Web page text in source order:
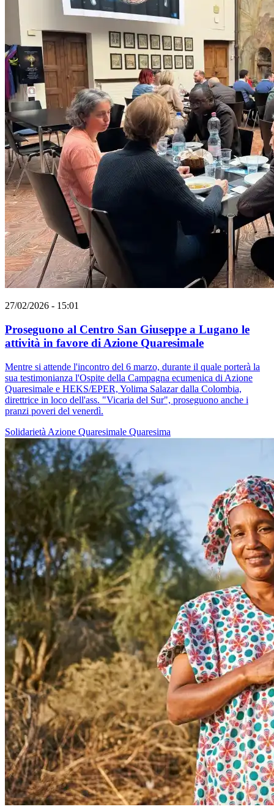
27/02/2026 - 15:01
Proseguono al Centro San Giuseppe a Lugano le
attività in favore di Azione Quaresimale
Mentre si attende l'incontro del 6 marzo, durante il quale porterà la
sua testimonianza l'Ospite della Campagna ecumenica di Azione
Quaresimale e HEKS/EPER, Yolima Salazar dalla Colombia,
direttrice in loco dell'ass. "Vicaria del Sur", proseguono anche i
pranzi poveri del venerdì.
Solidarietà Azione Quaresimale Quaresima